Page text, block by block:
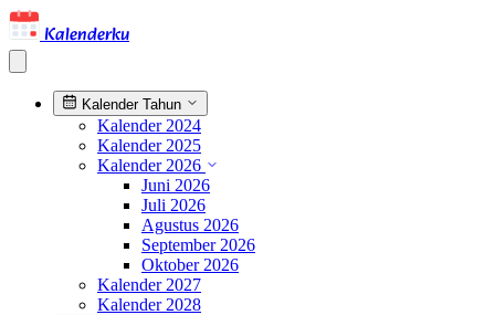
Kalenderku
Kalender Tahun
Kalender 2024
Kalender 2025
Kalender 2026
Juni 2026
Juli 2026
Agustus 2026
September 2026
Oktober 2026
Kalender 2027
Kalender 2028